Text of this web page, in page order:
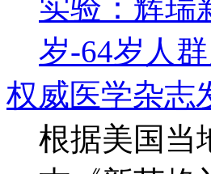
权威医学杂志
根据美国当